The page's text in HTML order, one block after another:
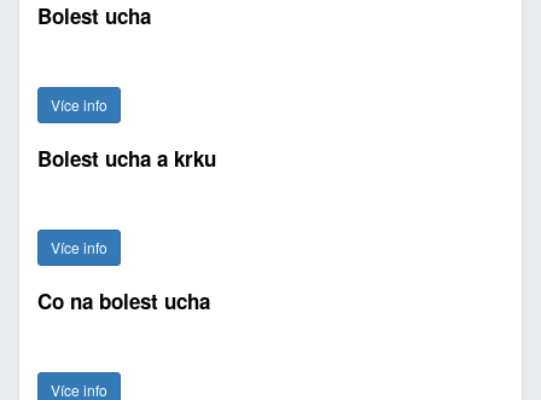
Bolest ucha
Více info
Bolest ucha a krku
Více info
Co na bolest ucha
Více info